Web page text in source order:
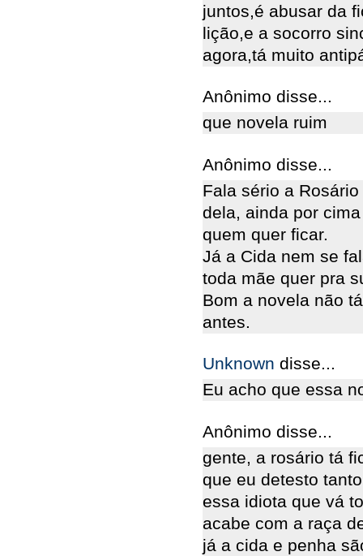
juntos,é abusar da
lição,e a socorro
agora,tá muito
Anônimo disse...
que novela ruim
Anônimo disse...
Fala sério a
dela, ainda por
quem quer ficar.
Já a Cida nem se
toda mãe quer pra
Bom a novela não
antes.
Unknown disse...
Eu acho que essa
Anônimo disse...
gente, a rosário tá
que eu detesto
essa idiota que vá
acabe com a raça
já a cida e penha